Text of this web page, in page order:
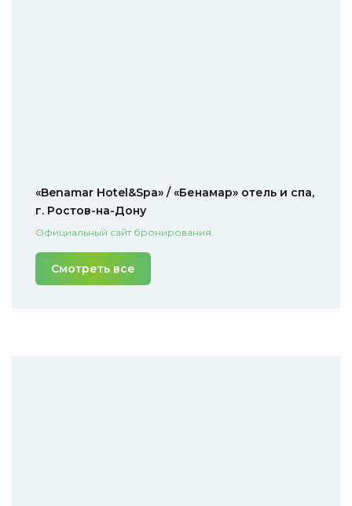
«Benamar Hotel&Spa» / «Бенамар» отель и спа,
г. Ростов-на-Дону
Официальный сайт бронирования.
Смотреть все